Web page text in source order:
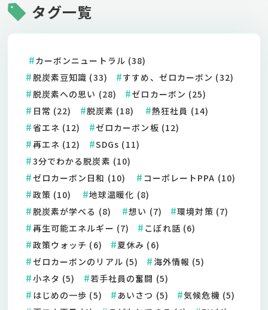
タグ一覧
カーボンニュートラル (38)
脱炭素豆知識 (33)
すすめ、ゼロカーボン (32)
脱炭素への思い (28)
ゼロカーボン (25)
日常 (22)
脱炭素 (18)
熱狂社員 (14)
省エネ (12)
ゼロカーボン板 (12)
再エネ (12)
SDGs (11)
3分でわかる脱炭素 (10)
ゼロカーボン日和 (10)
コーポレートPPA (10)
政策 (10)
地球温暖化 (8)
脱炭素が学べる (8)
想い (7)
環境対策 (7)
再生可能エネルギー (7)
こぼれ話 (6)
政策ウォッチ (6)
夏休み (6)
ゼロカーボンのリアル (5)
海外情報 (5)
小ネタ (5)
若手社員の奮闘 (5)
はじめの一歩 (5)
あいさつ (5)
気候危機 (5)